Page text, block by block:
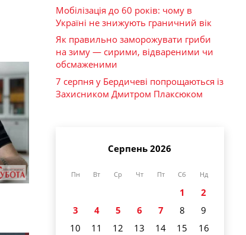
Мобілізація до 60 років: чому в
Україні не знижують граничний вік
Як правильно заморожувати гриби
на зиму — сирими, відвареними чи
обсмаженими
7 серпня у Бердичеві попрощаються із
Захисником Дмитром Плаксюком
Серпень 2026
Пн Вт Ср Чт Пт Сб Нд
1
2
3
4 5 6 7 8
9
10
11 12 13 14 15
16